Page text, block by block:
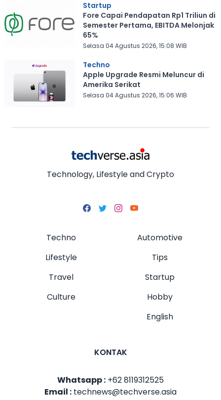
Startup
Fore Capai Pendapatan Rp1 Triliun di
Semester Pertama, EBITDA Melonjak
65%
Selasa 04 Agustus 2026, 15:08 WIB
Techno
Apple Upgrade Resmi Meluncur di
Amerika Serikat
Selasa 04 Agustus 2026, 15:06 WIB
Technology, Lifestyle and Crypto
Techno
Lifestyle
Travel
Culture
Automotive
Tips
Startup
Hobby
English
KONTAK
Whatsapp : +62 8119312525
Email : technews@techverse.asia